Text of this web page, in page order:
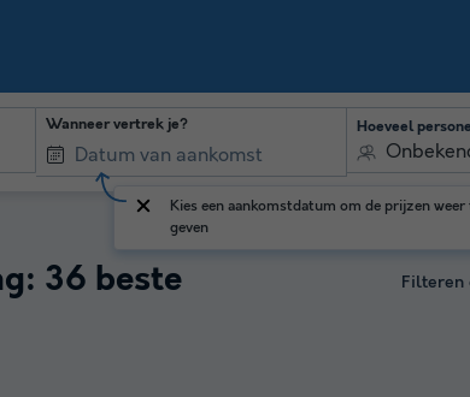
Wanneer vertrek je?
Kies een aankomstdatum om de prijzen weer
geven
Hoeveel
36 beste
Filteren